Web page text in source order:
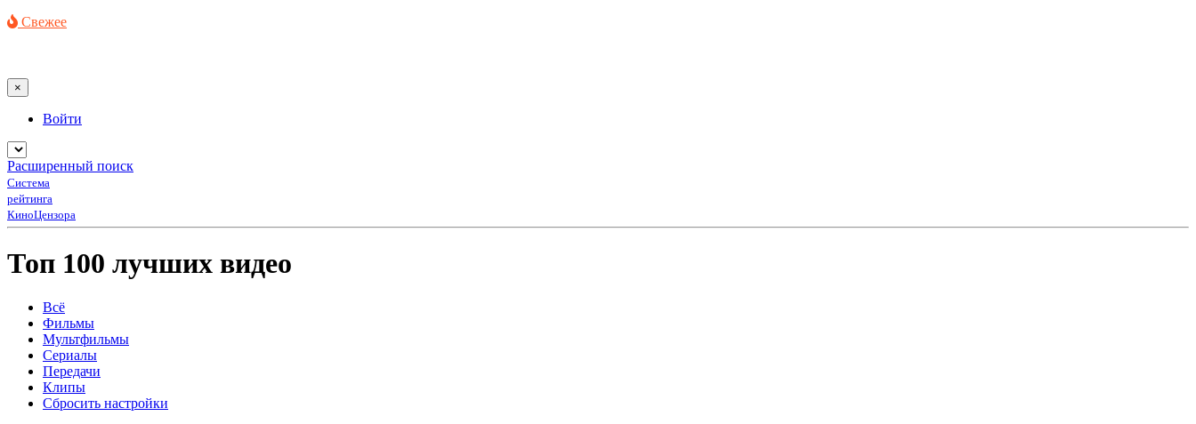
Свежее
×
Войти
Расширенный поиск
Система
рейтинга
КиноЦензора
Топ 100 лучших видео
Всё
Фильмы
Мультфильмы
Сериалы
Передачи
Клипы
Сбросить настройки